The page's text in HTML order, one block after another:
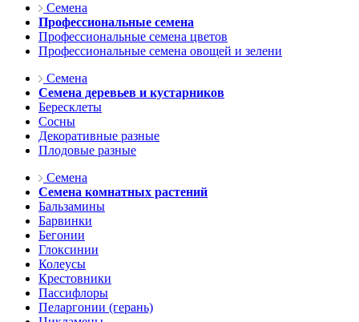
Семена
Профессиональные семена
Профессиональные семена цветов
Профессиональные семена овощей и зелени
Семена
Семена деревьев и кустарников
Бересклеты
Сосны
Декоративные разные
Плодовые разные
Семена
Семена комнатных растений
Бальзамины
Барвинки
Бегонии
Глоксинии
Колеусы
Крестовники
Пассифлоры
Пеларгонии (герань)